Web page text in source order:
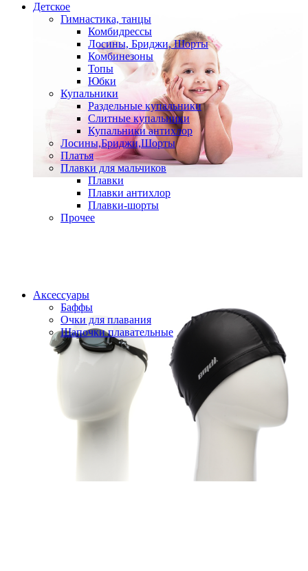
Детское
Гимнастика, танцы
Комбидрессы
Лосины, Бриджи, Шорты
Комбинезоны
Топы
Юбки
Купальники
Раздельные купальники
Слитные купальники
Купальники антихлор
Лосины,Бриджи,Шорты
Платья
Плавки для мальчиков
Плавки
Плавки антихлор
Плавки-шорты
Прочее
Аксессуары
Баффы
Очки для плавания
Шапочки плавательные